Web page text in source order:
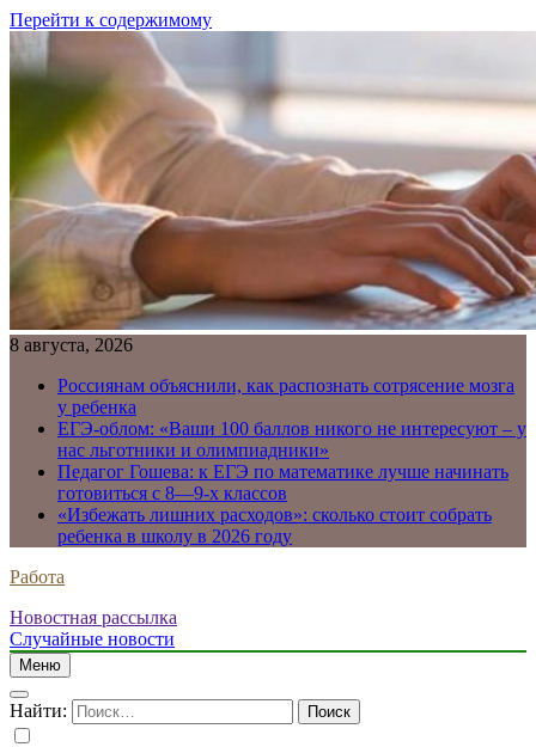
Перейти к содержимому
8 августа, 2026
Россиянам объяснили, как распознать сотрясение мозга
у ребенка
ЕГЭ-облом: «Ваши 100 баллов никого не интересуют – у
нас льготники и олимпиадники»
Педагог Гошева: к ЕГЭ по математике лучше начинать
готовиться с 8—9-х классов
«Избежать лишних расходов»: сколько стоит собрать
ребенка в школу в 2026 году
Работа
Новостная рассылка
Случайные новости
Меню
Найти: